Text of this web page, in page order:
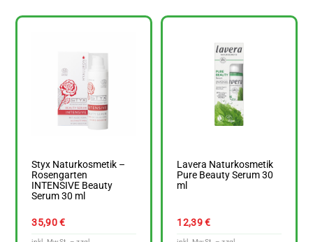
Styx Naturkosmetik –
Rosengarten
INTENSIVE Beauty
Serum 30 ml
35,90€
Lavera Naturkosmetik
Pure Beauty Serum 30
ml
12,39€